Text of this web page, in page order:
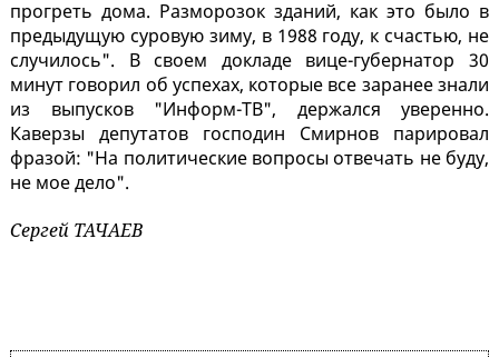
прогреть дома. Разморозок зданий, как это было в
предыдущую суровую зиму, в 1988 году, к счастью, не
случилось". В своем докладе вице-губернатор 30
минут говорил об успехах, которые все заранее знали
из выпусков "Информ-ТВ", держался уверенно.
Каверзы депутатов господин Смирнов парировал
фразой: "На политические вопросы отвечать не буду,
не мое дело".
Сергей ТАЧАЕВ